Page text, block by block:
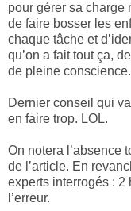
pour gérer sa charge
de faire bosser les
chaque tâche et
qu’on a fait tout ça,
de pleine conscience.
Dernier conseil qui
en faire trop. LOL.
On notera l’absence
de l’article. En
experts interrogés : 2
l’erreur.